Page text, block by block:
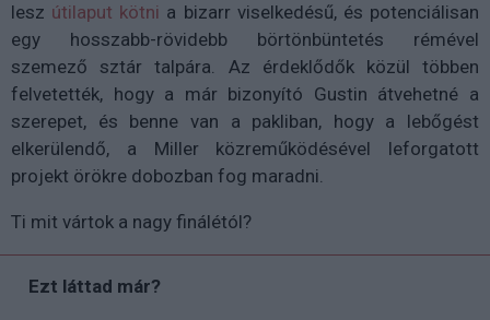
lesz útilaput kötni a bizarr viselkedésű, és potenciálisan
egy hosszabb-rövidebb börtönbüntetés rémével
szemező sztár talpára. Az érdeklődők közül többen
felvetették, hogy a már bizonyító Gustin átvehetné a
szerepet, és benne van a pakliban, hogy a lebőgést
elkerülendő, a Miller közreműködésével leforgatott
projekt örökre dobozban fog maradni.
Ti mit vártok a nagy finálétól?
Ezt láttad már?